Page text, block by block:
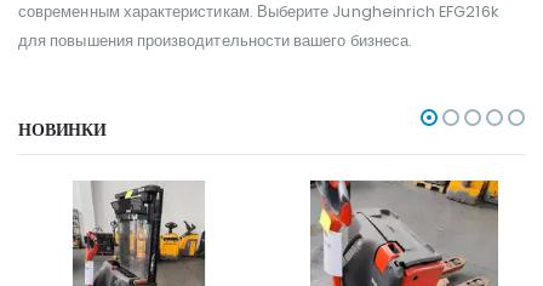
современным характеристикам. Выберите Jungheinrich EFG216k
для повышения производительности вашего бизнеса.
НОВИНКИ